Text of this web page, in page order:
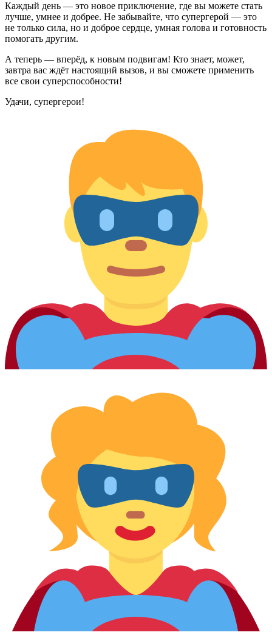
Каждый день — это новое приключение, где вы можете стать
лучше, умнее и добрее. Не забывайте, что супергерой — это
не только сила, но и доброе сердце, умная голова и готовность
помогать другим.
А теперь — вперёд, к новым подвигам! Кто знает, может,
завтра вас ждёт настоящий вызов, и вы сможете применить
все свои суперспособности!
Удачи, супергерои!